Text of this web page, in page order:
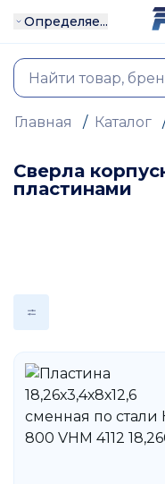
Определяе...
Главная / Каталог
Сверла
пластинами